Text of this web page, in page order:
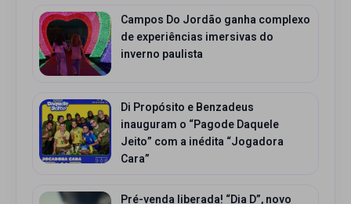
Campos Do Jordão ganha complexo
de experiências imersivas do
inverno paulista
Di Propósito e Benzadeus
inauguram o “Pagode Daquele
Jeito” com a inédita “Jogadora
Cara”
Pré-venda liberada! “Dia D”, novo